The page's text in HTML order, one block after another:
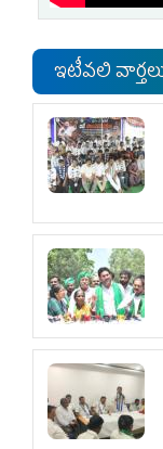
ఇటీవలి